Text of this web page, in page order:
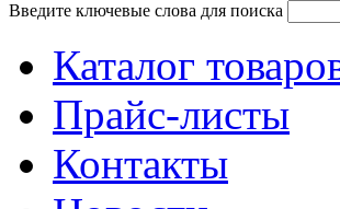
Введите ключевые слова для поиска
Каталог
Прайс-листы
Контакты